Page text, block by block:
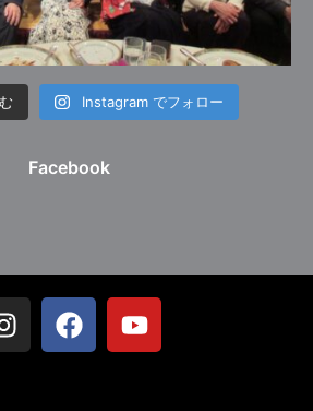
Instagram でフォロー
Facebook